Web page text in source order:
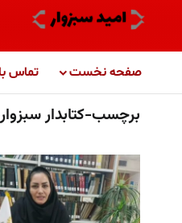
صفحه نخست تماس
برچسب-کتابدار